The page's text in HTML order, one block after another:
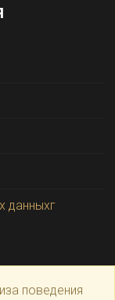
данныхг
поведения